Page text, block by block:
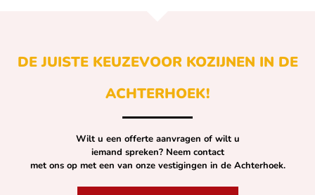
DE JUISTE KEUZEVOOR KOZIJNEN IN DE
ACHTERHOEK!
Wilt u een offerte aanvragen of wilt u
iemand spreken? Neem contact
met ons op met een van onze vestigingen in de Achterhoek.